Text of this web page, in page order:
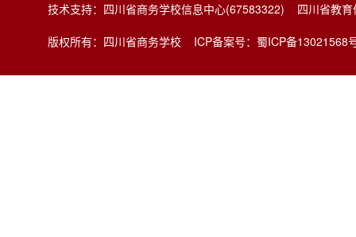
技术支持：四川省商务学校信息中心(67583322) 四川省教育
版权所有：四川省商务学校 ICP备案号：蜀ICP备13021568